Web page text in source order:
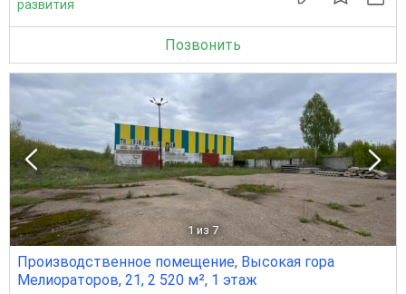
развития
Позвонить
1 из 7
Производственное помещение, Высокая гора
Мелиораторов, 21, 2 520 м², 1 этаж